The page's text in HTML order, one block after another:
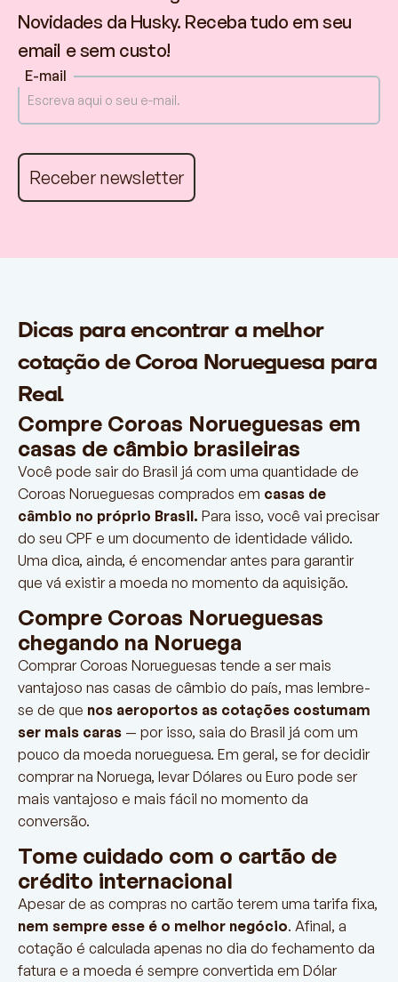
Novidades da Husky. Receba tudo em seu
email e sem custo!
E-mail
Dicas para encontrar a melhor
cotação de Coroa Norueguesa para
Real
Compre Coroas Norueguesas em
casas de câmbio brasileiras
Você pode sair do Brasil já com uma quantidade de
Coroas Norueguesas comprados em casas de
câmbio no próprio Brasil. Para isso, você vai precisar
do seu CPF e um documento de identidade válido.
Uma dica, ainda, é encomendar antes para garantir
que vá existir a moeda no momento da aquisição.
Compre Coroas Norueguesas
chegando na Noruega
Comprar Coroas Norueguesas tende a ser mais
vantajoso nas casas de câmbio do país, mas lembre-
se de que nos aeroportos as cotações costumam
ser mais caras — por isso, saia do Brasil já com um
pouco da moeda norueguesa. Em geral, se for decidir
comprar na Noruega, levar Dólares ou Euro pode ser
mais vantajoso e mais fácil no momento da
conversão.
Tome cuidado com o cartão de
crédito internacional
Apesar de as compras no cartão terem uma tarifa fixa,
nem sempre esse é o melhor negócio. Afinal, a
cotação é calculada apenas no dia do fechamento da
fatura e a moeda é sempre convertida em Dólar